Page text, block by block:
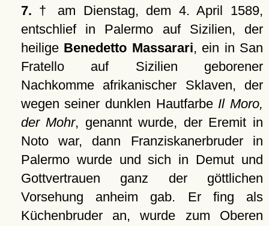
7. † am Dienstag, dem 4. April 1589,
entschlief in Palermo auf Sizilien, der
heilige Benedetto Massarari, ein in San
Fratello auf Sizilien geborener
Nachkomme afrikanischer Sklaven, der
wegen seiner dunklen Hautfarbe Il Moro,
der Mohr, genannt wurde, der Eremit in
Noto war, dann Franziskanerbruder in
Palermo wurde und sich in Demut und
Gottvertrauen ganz der göttlichen
Vorsehung anheim gab. Er fing als
Küchenbruder an, wurde zum Oberen